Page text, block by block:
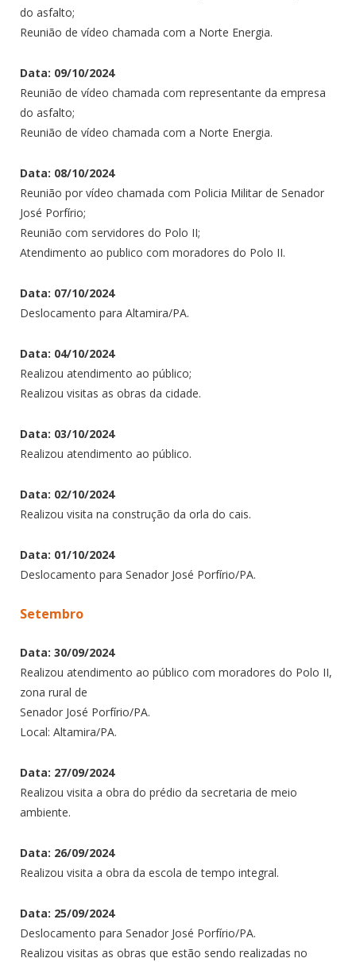
do asfalto;
Reunião de vídeo chamada com a Norte Energia.
Data: 09/10/2024
Reunião de vídeo chamada com representante da empresa
do asfalto;
Reunião de vídeo chamada com a Norte Energia.
Data: 08/10/2024
Reunião por vídeo chamada com Policia Militar de Senador
José Porfírio;
Reunião com servidores do Polo II;
Atendimento ao publico com moradores do Polo II.
Data: 07/10/2024
Deslocamento para Altamira/PA.
Data: 04/10/2024
Realizou atendimento ao público;
Realizou visitas as obras da cidade.
Data: 03/10/2024
Realizou atendimento ao público.
Data: 02/10/2024
Realizou visita na construção da orla do cais.
Data: 01/10/2024
Deslocamento para Senador José Porfírio/PA.
Setembro
Data: 30/09/2024
Realizou atendimento ao público com moradores do Polo II,
zona rural de
Senador José Porfírio/PA.
Local: Altamira/PA.
Data: 27/09/2024
Realizou visita a obra do prédio da secretaria de meio
ambiente.
Data: 26/09/2024
Realizou visita a obra da escola de tempo integral.
Data: 25/09/2024
Deslocamento para Senador José Porfírio/PA.
Realizou visitas as obras que estão sendo realizadas no